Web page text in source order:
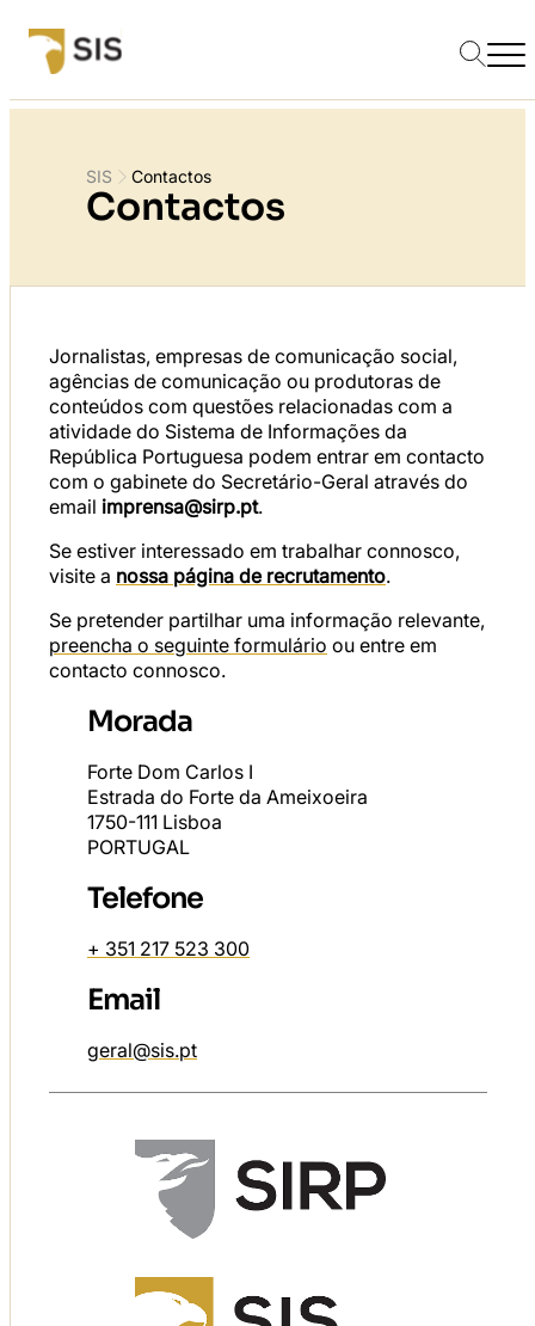
SIS Contactos
Contactos
Jornalistas, empresas de comunicação social,
agências de comunicação ou produtoras de
conteúdos com questões relacionadas com a
atividade do Sistema de Informações da
República Portuguesa podem entrar em contacto
com o gabinete do Secretário-Geral através do
email imprensa@sirp.pt.
Se estiver interessado em trabalhar connosco,
visite a nossa página de recrutamento.
Se pretender partilhar uma informação relevante,
preencha o seguinte formulário ou entre em
contacto connosco.
Morada
Forte Dom Carlos I
Estrada do Forte da Ameixoeira
1750-111 Lisboa
PORTUGAL
Telefone
+ 351 217 523 300
Email
geral@sis.pt